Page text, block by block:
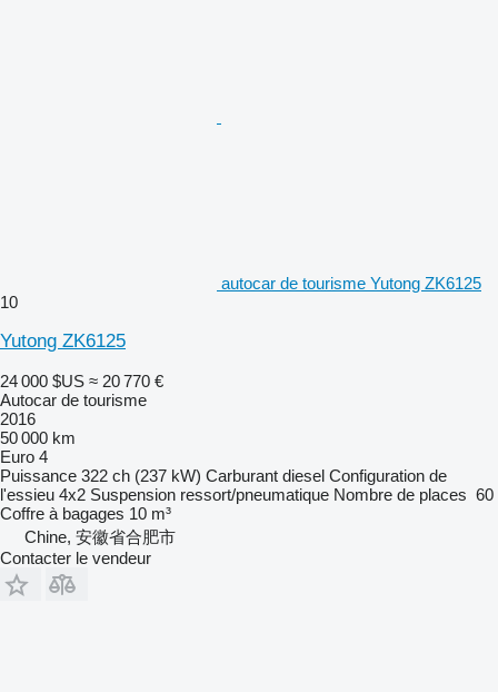
autocar de tourisme Yutong ZK6125
10
Yutong ZK6125
24 000 $US ≈ 20 770 €
Autocar de tourisme
2016
50 000 km
Euro 4
Puissance 322 ch (237 kW) Carburant diesel Configuration de
l'essieu 4x2 Suspension ressort/pneumatique Nombre de places 60
Coffre à bagages 10 m³
Chine, 安徽省合肥市
Contacter le vendeur